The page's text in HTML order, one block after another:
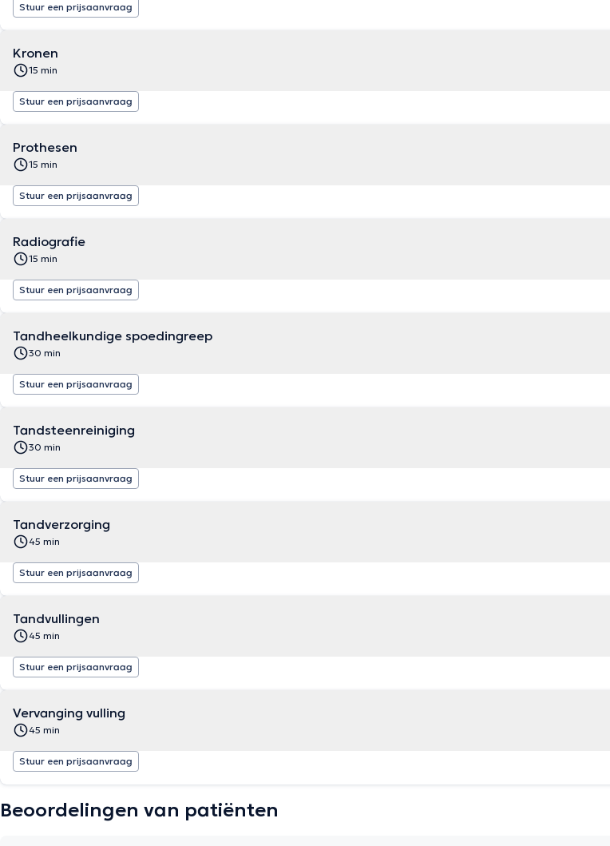
Stuur een prijsaanvraag
Kronen
15 min
Stuur een prijsaanvraag
Prothesen
15 min
Stuur een prijsaanvraag
Radiografie
15 min
Stuur een prijsaanvraag
Tandheelkundige spoedingreep
30 min
Stuur een prijsaanvraag
Tandsteenreiniging
30 min
Stuur een prijsaanvraag
Tandverzorging
45 min
Stuur een prijsaanvraag
Tandvullingen
45 min
Stuur een prijsaanvraag
Vervanging vulling
45 min
Stuur een prijsaanvraag
Beoordelingen van patiënten